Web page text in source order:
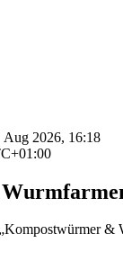
2026, 16:18
&